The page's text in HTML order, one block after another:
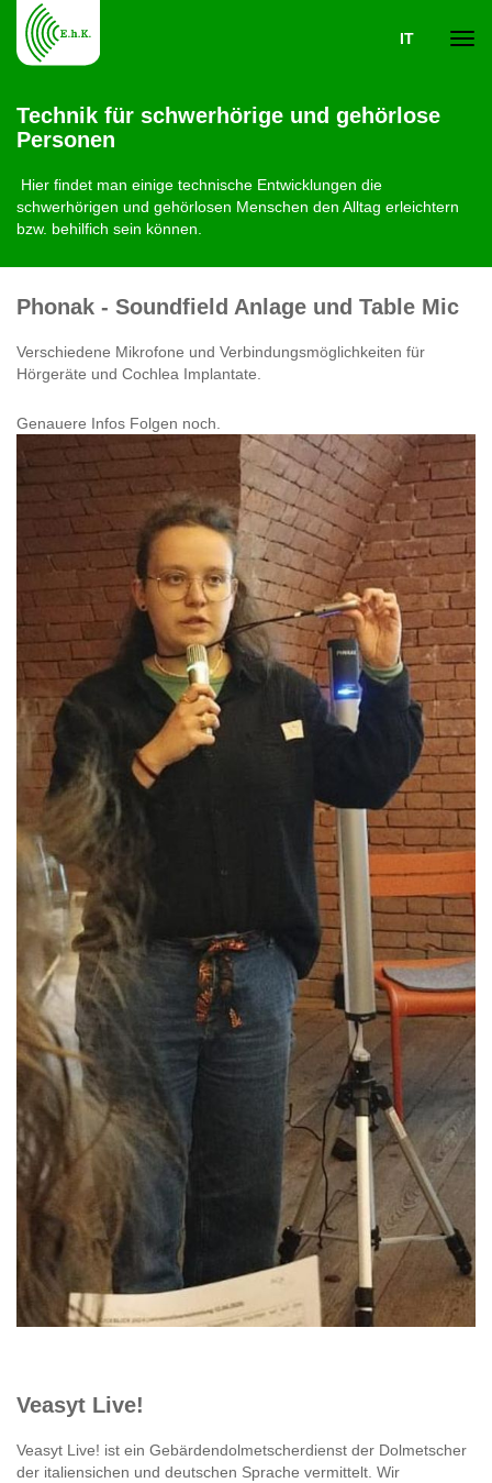
IT
Technik für schwerhörige und gehörlose
Personen
Hier findet man einige technische Entwicklungen die
schwerhörigen und gehörlosen Menschen den Alltag erleichtern
bzw. behilfich sein können.
Phonak - Soundfield Anlage und Table Mic
Verschiedene Mikrofone und Verbindungsmöglichkeiten für
Hörgeräte und Cochlea Implantate.
Genauere Infos Folgen noch.
Veasyt Live!
Veasyt Live! ist ein Gebärdendolmetscherdienst der Dolmetscher
der italiensichen und deutschen Sprache vermittelt. Wir